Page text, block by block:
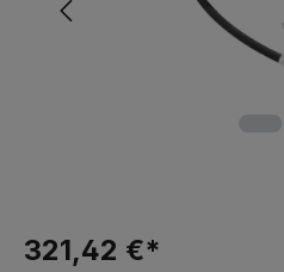
321,42 €*